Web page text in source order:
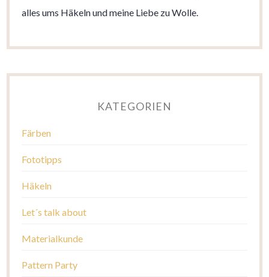
alles ums Häkeln und meine Liebe zu Wolle.
KATEGORIEN
Färben
Fototipps
Häkeln
Let´s talk about
Materialkunde
Pattern Party